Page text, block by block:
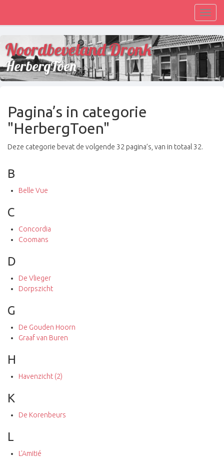
Noordbeveland Dronk
HerbergToen
Pagina’s in categorie
"HerbergToen"
Deze categorie bevat de volgende 32 pagina’s, van in totaal 32.
B
Belle Vue
C
Concordia
Coomans
D
De Vlieger
Dorpszicht
G
De Gouden Hoorn
Graaf van Buren
H
Havenzicht (2)
K
De Korenbeurs
L
L'Amitié